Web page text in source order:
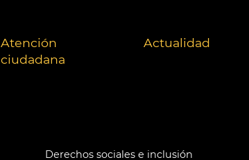
Atención
ciudadana
Actualidad
Derechos sociales e inclusión